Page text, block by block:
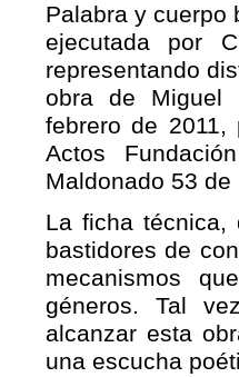
Palabra y cuerpo
ejecutada por
representando
obra de Miguel
febrero de
Actos
Maldonado 53 de
La ficha técnica,
bastidores de
mecanismos
géneros. Tal
alcanzar esta
una escucha